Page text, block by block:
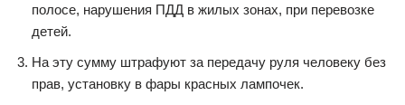
полосе, нарушения ПДД в жилых зонах, при перевозке
детей.
На эту сумму штрафуют за передачу руля человеку без
прав, установку в фары красных лампочек.